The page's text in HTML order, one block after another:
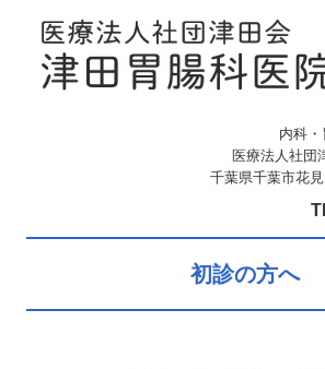
ホーム
生活習慣病
内科
医療法人社団
千葉県千葉市花
初診の方へ